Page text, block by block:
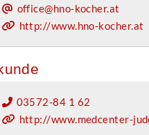
office@hno-kocher.at
http://www.hno-kocher.at
03572-84 1 62
http://www.medcenter-